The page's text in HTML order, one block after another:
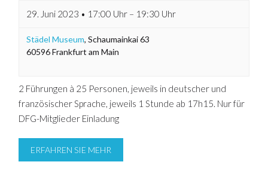
29. Juni 2023 • 17:00 Uhr – 19:30 Uhr
Städel Museum,Schaumainkai 63
60596Frankfurt am Main
2 Führungen à 25 Personen, jeweils in deutscher und
französischer Sprache, jeweils 1 Stunde ab 17h15. Nur für
DFG-Mitglieder Einladung
ERFAHREN SIE MEHR